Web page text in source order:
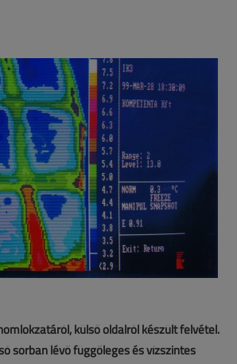
külső oldalról készült felvétel.
sorban lévő függőleges és vízszintes